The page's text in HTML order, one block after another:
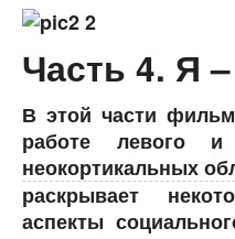
Часть 4. Я
В этой части
работе левого и
неокортикальных
раскрывает
аспекты